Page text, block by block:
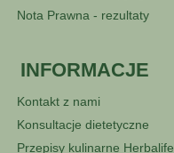
Nota Prawna - rezultaty
INFORMACJE
Kontakt z nami
Konsultacje dietetyczne
Przepisy kulinarne Herbalife